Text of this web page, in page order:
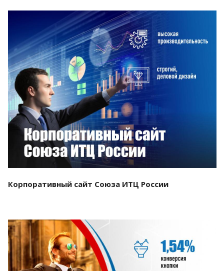
Смотреть проект
Корпоративный сайт Союза ИТЦ России